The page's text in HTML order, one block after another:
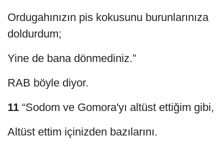
Ordugahınızın pis kokusunu burunlarınıza
doldurdum;
Yine de bana dönmediniz.”
RAB böyle diyor.
11 “Sodom ve Gomora'yı altüst ettiğim gibi,
Altüst ettim içinizden bazılarını.